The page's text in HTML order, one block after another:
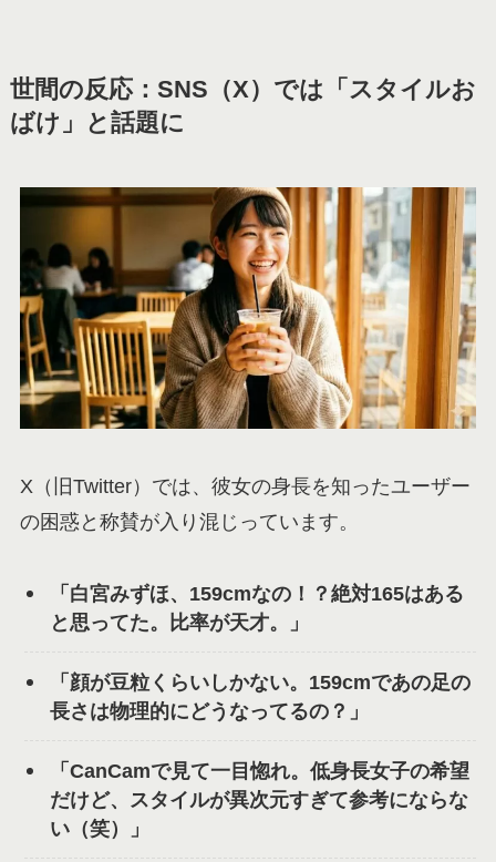
世間の反応：SNS（X）では「スタイルお
ばけ」と話題に
X（旧Twitter）では、彼女の身長を知ったユーザー
の困惑と称賛が入り混じっています。
「白宮みずほ、159cmなの！？絶対165はある
と思ってた。比率が天才。」
「顔が豆粒くらいしかない。159cmであの足の
長さは物理的にどうなってるの？」
「CanCamで見て一目惚れ。低身長女子の希望
だけど、スタイルが異次元すぎて参考にならな
い（笑）」